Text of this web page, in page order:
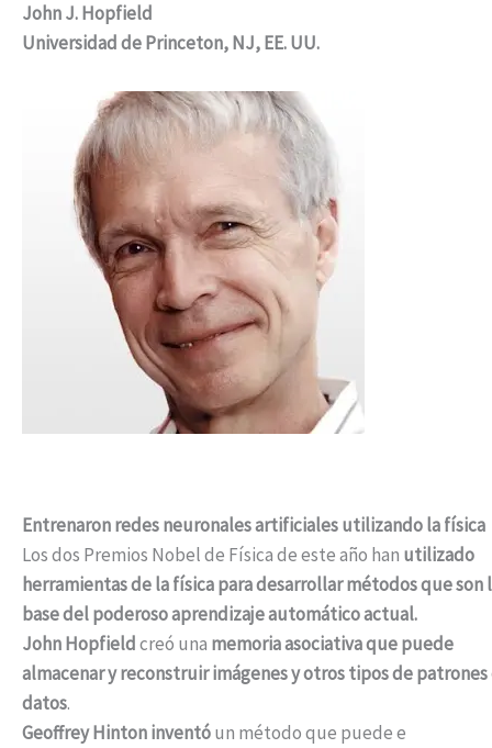
John J. Hopfield
Universidad de Princeton, NJ, EE. UU.
Entrenaron redes neuronales artificiales utilizando la física
Los dos Premios Nobel de Física de este año han utilizado
herramientas de la física para desarrollar métodos que son
base del poderoso aprendizaje automático actual.
John Hopfieldcreó una memoria asociativa que puede
almacenar y reconstruir imágenes y otros tipos de patrones
datos.
Geoffrey Hinton inventóun método que puede e